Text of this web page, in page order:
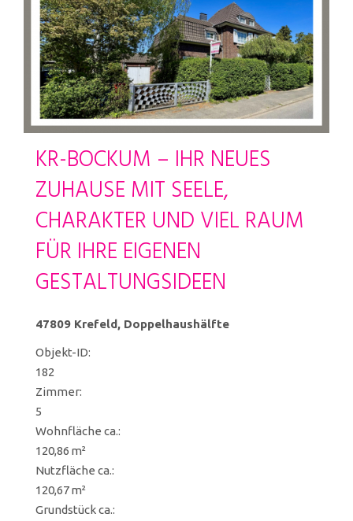
KR-BOCKUM – IHR NEUES
ZUHAUSE MIT SEELE,
CHARAKTER UND VIEL RAUM
FÜR IHRE EIGENEN
GESTALTUNGSIDEEN
47809 Krefeld, Doppelhaushälfte
Objekt-ID:
182
Zimmer:
5
Wohnfläche ca.:
120,86 m²
Nutzfläche ca.:
120,67 m²
Grund­stück ca.: